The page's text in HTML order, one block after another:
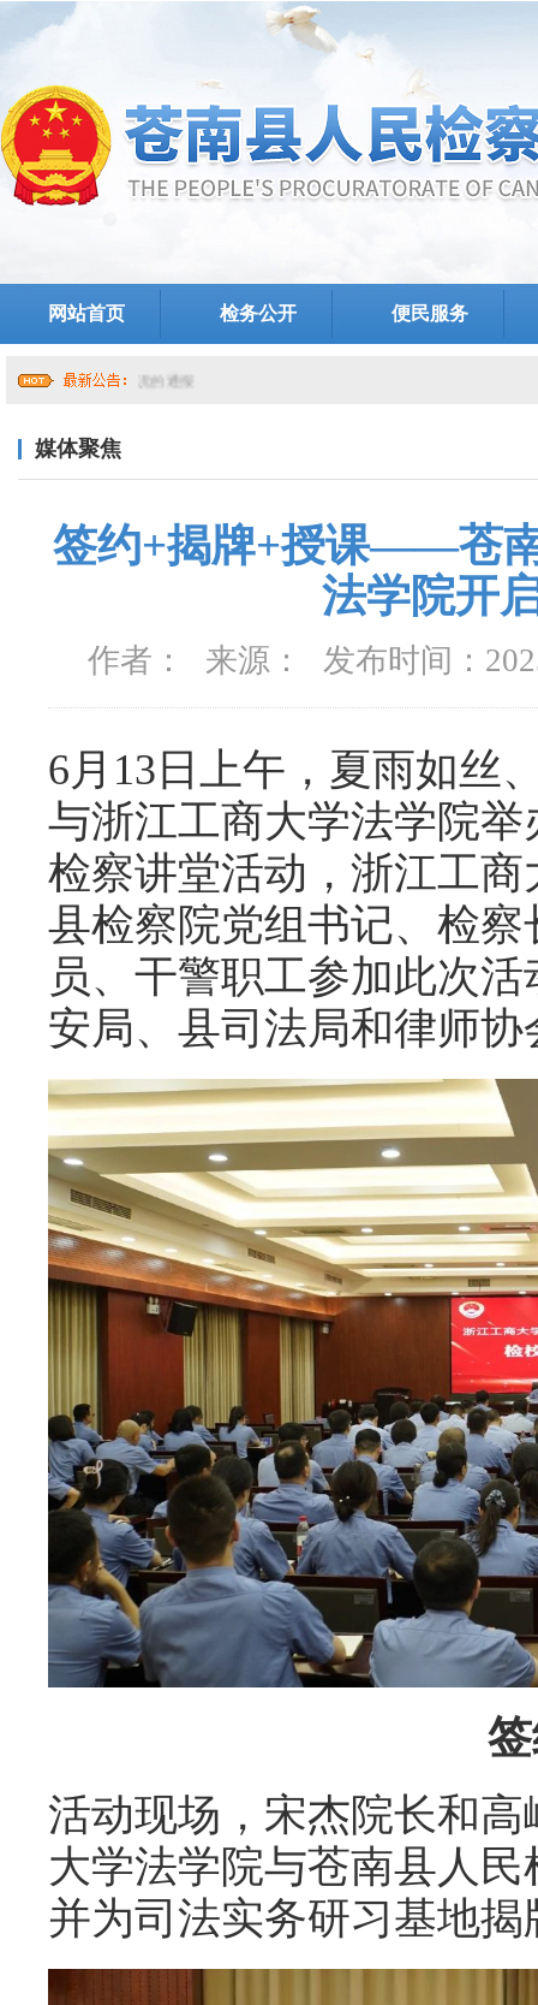
网站首页 检务公开 便民服务
媒体聚焦
签约+揭牌+授课——苍
法学院开
作者： 来源： 发布时间：
6月13日上午，夏雨如丝
与浙江工商大学法学院
检察讲堂活动，浙江工
县检察院党组书记、检
员、干警职工参加此次
安局、县司法局和律师
活动现场，宋杰院长和
大学法学院与苍南县人
并为司法实务研习基地揭